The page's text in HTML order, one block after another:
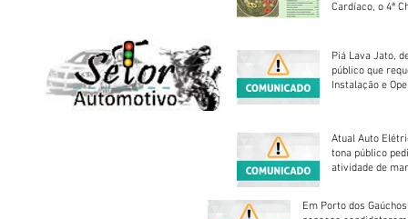
Cardíaco, o 4ª
Piá Lava Jato,
público que
Instalação e
Atual Auto
tona público
atividade de
Em Porto dos